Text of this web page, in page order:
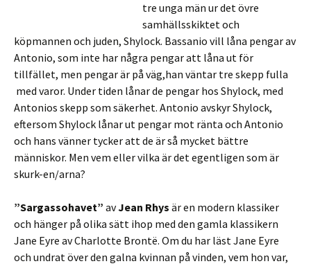
tre unga män ur det övre
samhällsskiktet och
köpmannen och juden, Shylock. Bassanio vill låna pengar av
Antonio, som inte har några pengar att låna ut för
tillfället, men pengar är på väg,han väntar tre skepp fulla
med varor. Under tiden lånar de pengar hos Shylock, med
Antonios skepp som säkerhet. Antonio avskyr Shylock,
eftersom Shylock lånar ut pengar mot ränta och Antonio
och hans vänner tycker att de är så mycket bättre
människor. Men vem eller vilka är det egentligen som är
skurk-en/arna?
”Sargassohavet” avJean Rhys är en modern klassiker
och hänger på olika sätt ihop med den gamla klassikern
Jane Eyre av Charlotte Brontë. Om du har läst Jane Eyre
och undrat över den galna kvinnan på vinden, vem hon var,